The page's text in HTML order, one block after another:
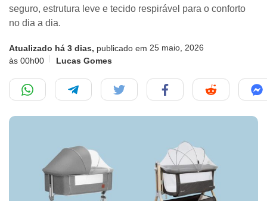
seguro, estrutura leve e tecido respirável para o conforto
no dia a dia.
Atualizado há 3 dias, publicado em 25 maio, 2026
às 00h00
Lucas Gomes